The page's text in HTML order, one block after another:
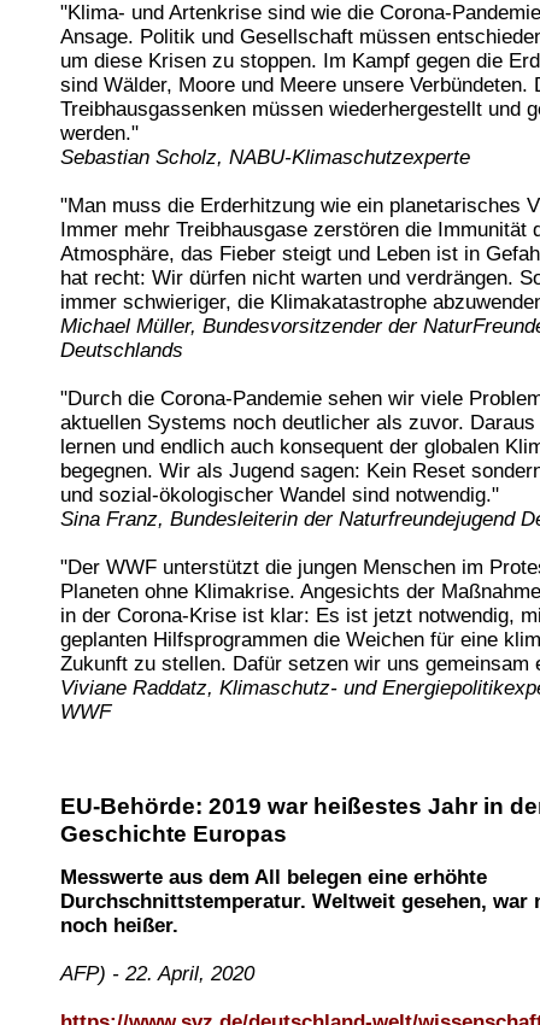
"Klima- und Artenkrise sind wie die Corona-
Ansage. Politik und Gesellschaft müssen
um diese Krisen zu stoppen. Im Kampf gegen die
sind Wälder, Moore und Meere unsere Verbündeten.
Treibhausgassenken müssen wiederhergestellt und
werden."
Sebastian Scholz, NABU-Klimaschutzexperte
"Man muss die Erderhitzung wie ein planetarisches
Immer mehr Treibhausgase zerstören die Immunität
Atmosphäre, das Fieber steigt und Leben ist in
hat recht: Wir dürfen nicht warten und verdrängen.
immer schwieriger, die Klimakatastrophe
Michael Müller, Bundesvorsitzender der
Deutschlands
"Durch die Corona-Pandemie sehen wir viele
aktuellen Systems noch deutlicher als zuvor.
lernen und endlich auch konsequent der globalen
begegnen. Wir als Jugend sagen: Kein Reset
und sozial-ökologischer Wandel sind notwendig."
Sina Franz, Bundesleiterin der Naturfreundejugend
"Der WWF unterstützt die jungen Menschen im
Planeten ohne Klimakrise. Angesichts der
in der Corona-Krise ist klar: Es ist jetzt notwendig,
geplanten Hilfsprogrammen die Weichen für eine
Zukunft zu stellen. Dafür setzen wir uns gemeinsam
Viviane Raddatz, Klimaschutz- und
WWF
EU-Behörde: 2019 war heißestes Jahr in
Geschichte Europas
Messwerte aus dem All belegen eine erhöhte
Durchschnittstemperatur. Weltweit gesehen, war
noch heißer.
AFP) - 22. April, 2020